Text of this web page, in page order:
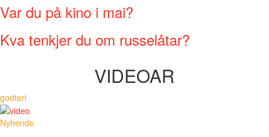
Var du på kino i mai?
Kva tenkjer du om russelåtar?
VIDEOAR
godteri
Nyhende